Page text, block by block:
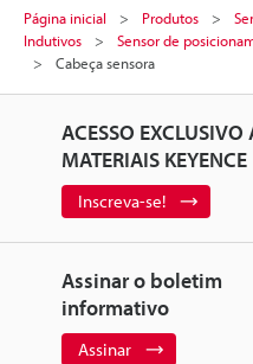
Página inicial Produtos
Indutivos
Sensor de
Cabeça sensora
ACESSO EXCLUSIVO
MATERIAIS KEYENCE
Inscreva-se!
Assinar o boletim
informativo
Assinar